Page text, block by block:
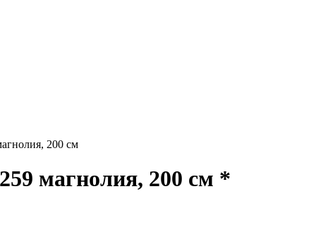
200 см
магнолия, 200 см *